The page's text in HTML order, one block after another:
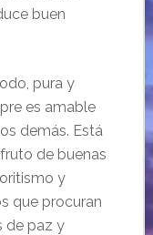
buen
pura y
es amable
demás. Está
de buenas
y
que procuran
de paz y